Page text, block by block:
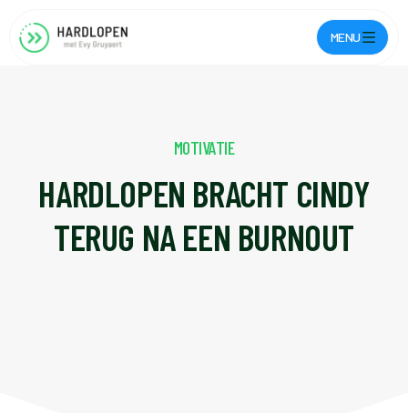
MENU
MOTIVATIE
HARDLOPEN BRACHT CINDY
TERUG NA EEN BURNOUT